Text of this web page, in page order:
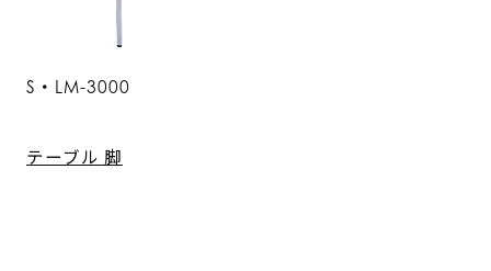
S・LM-3000
テーブル 脚